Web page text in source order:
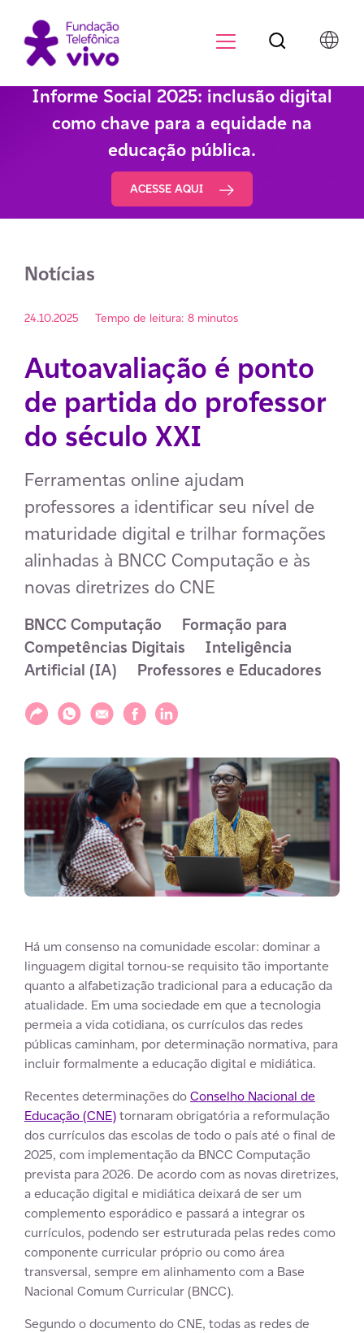
Informe Social 2025: inclusão digital
como chave para a equidade na
educação pública.
ACESSE AQUI
Notícias
24.10.2025 Tempo de leitura: 8 minutos
Autoavaliação é ponto
de partida do professor
do século XXI
Ferramentas online ajudam
professores a identificar seu nível de
maturidade digital e trilhar formações
alinhadas à BNCC Computação e às
novas diretrizes do CNE
BNCC Computação
Formação para
Competências Digitais
Inteligência
Artificial (IA)
Professores e Educadores
Compartilhar
Compartilhar via WhatsApp
Compartilhar via E-mail
Compartilhar via Facebook
Compartilhar via LinkedIn
Há um consenso na comunidade escolar: dominar a
linguagem digital tornou-se requisito tão importante
quanto a alfabetização tradicional para a educação da
atualidade. Em uma sociedade em que a tecnologia
permeia a vida cotidiana, os currículos das redes
públicas caminham, por determinação normativa, para
incluir formalmente a educação digital e midiática.
Recentes determinações doConselho Nacional de
Educação (CNE)tornaram obrigatória a reformulação
dos currículos das escolas de todo o país até o final de
2025, com implementação da BNCC Computação
prevista para 2026. De acordo com as novas diretrizes,
a educação digital e midiática deixará de ser um
complemento esporádico e passará a integrar os
currículos, podendo ser estruturada pelas redes como
componente curricular próprio ou como área
transversal, sempre em alinhamento com a Base
Nacional Comum Curricular (BNCC).
Segundo o documento do CNE, todas as redes de
Botão de